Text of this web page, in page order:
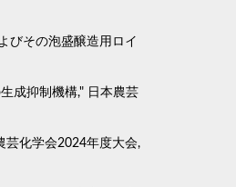
びその泡盛醸造用ロイ
成抑制機構," 日本農芸
芸化学会2024年度大会,